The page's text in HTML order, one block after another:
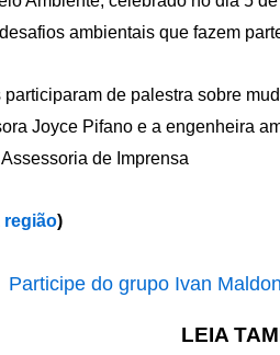
ambientais que fazem
Joyce Pifano e a engenheira
de Imprensa
região)
LEIA